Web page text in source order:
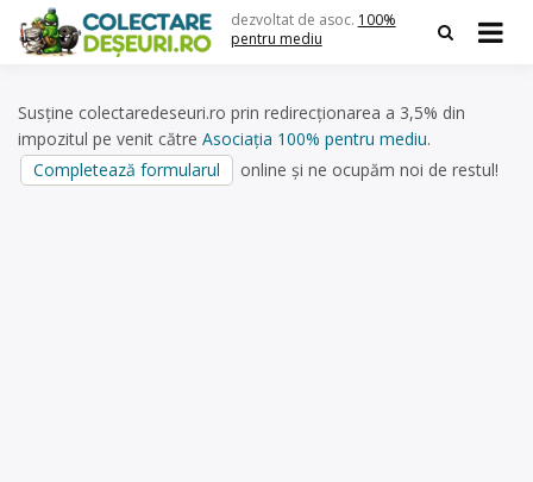
content
dezvoltat de asoc. 100%
pentru mediu
Susține colectaredeseuri.ro prin redirecționarea a 3,5% din
impozitul pe venit către Asociația 100% pentru mediu.
Completează formularul
online și ne ocupăm noi de restul!